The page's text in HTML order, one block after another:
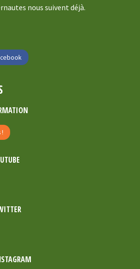
nous suivent déjà.
!